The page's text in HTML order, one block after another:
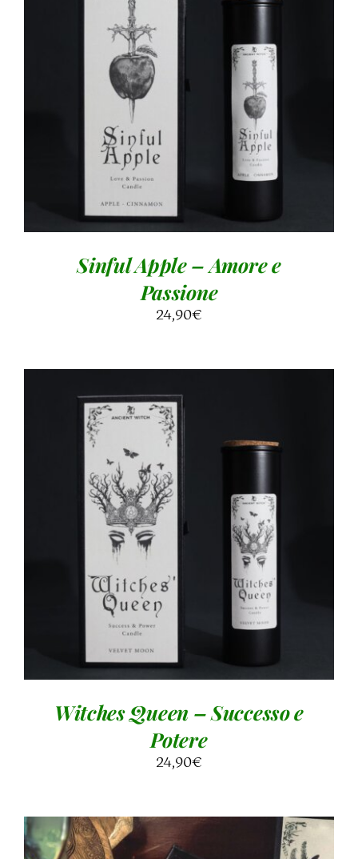
AGGIUNGI AL CARRELLO DETTAGLI
Sinful Apple – Amore e
Passione
24,90€
AGGIUNGI AL CARRELLO DETTAGLI
Witches Queen – Successo e
Potere
24,90€